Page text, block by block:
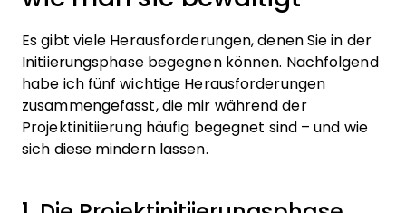
Es gibt viele Herausforderungen, denen Sie in der
Initiierungsphase begegnen können. Nachfolgend
habe ich fünf wichtige Herausforderungen
zusammengefasst, die mir während der
Projektinitiierung häufig begegnet sind – und wie
sich diese mindern lassen.